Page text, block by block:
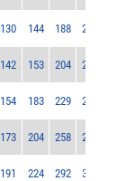
130 144 188 215
142 153 204 243
154 183 229 258
173 204 258 295
191 224 292 350